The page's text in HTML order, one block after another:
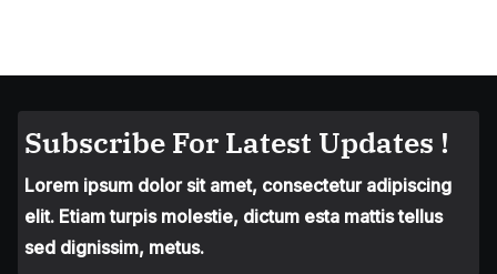
Subscribe For Latest Updates !
Lorem ipsum dolor sit amet, consectetur adipiscing
elit. Etiam turpis molestie, dictum esta mattis tellus
sed dignissim, metus.